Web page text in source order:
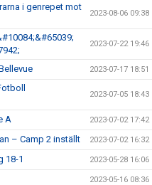
i genrepet mot
2023-08-06 09:38
2023-07-22 19:46
2023-07-17 18:51
2023-07-05 18:43
A 2023-07-02 17:42
– Camp 2 inställt 2023-07-02 16:32
18-1 2023-05-28 16:06
2023-05-16 08:36